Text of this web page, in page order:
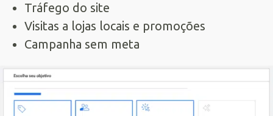
Tráfego do site
Visitas a lojas locais e promoções
Campanha sem meta